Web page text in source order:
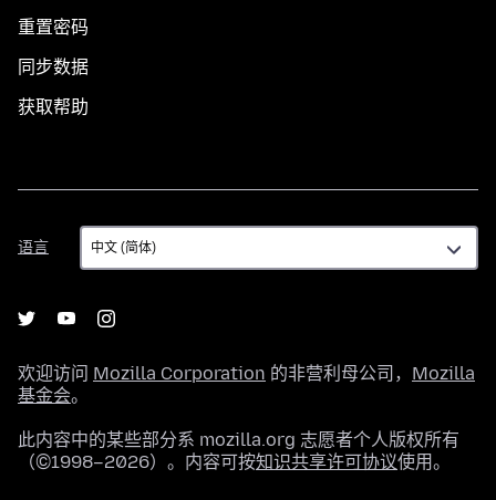
重置密码
同步数据
获取帮助
语言
语
言
欢迎访问 Mozilla Corporation 的非营利母公司， Mozilla
基金会。
此内容中的某些部分系 mozilla.org 志愿者个人版权所有
（©1998–2026）。内容可按知识共享许可协议使用。